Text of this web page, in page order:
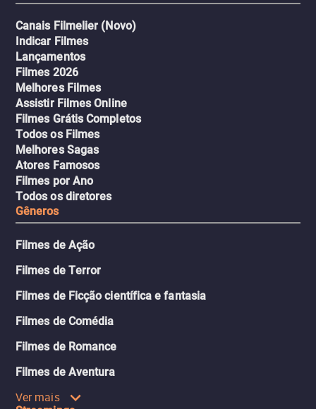
Canais Filmelier (Novo)
Indicar Filmes
Lançamentos
Filmes 2026
Melhores Filmes
Assistir Filmes Online
Filmes Grátis Completos
Todos os Filmes
Melhores Sagas
Atores Famosos
Filmes por Ano
Todos os diretores
Gêneros
Filmes de Ação
Filmes de Terror
Filmes de Ficção científica e fantasia
Filmes de Comédia
Filmes de Romance
Filmes de Aventura
Ver mais